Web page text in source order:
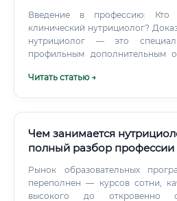
Введение в профессию: Кто
клинический нутрициолог?
нутрициолог — это
профильным дополнительным
профилактикой
Читать статью →
Чем занимается
полный разбор профессии
Рынок образовательных
переполнен — курсов сотни,
высокого до откровенно